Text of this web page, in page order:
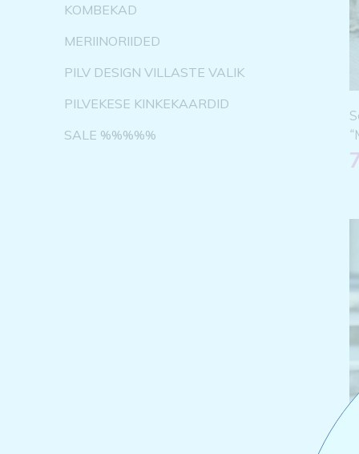
KOMBEKAD
MERIINORIIDED
PILV DESIGN VILLASTE VALIK
PILVEKESE KINKEKAARDID
SALE %%%%%